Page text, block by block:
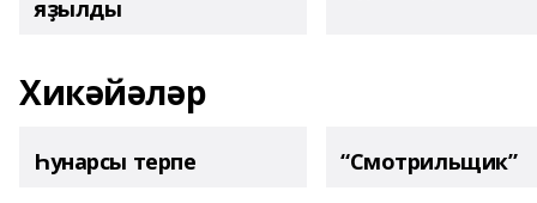
яҙылды
Хикәйәләр
Һунарсы терпе “Смотрильщик”